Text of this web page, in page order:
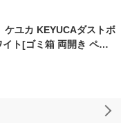
ケユカ KEYUCAダストボ
ト[ゴミ箱 両開き ペダ
観音開き ダストボック
ザイン ふた付き ごみ箱